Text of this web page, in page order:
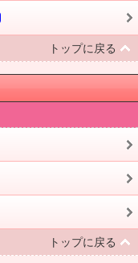
トップに戻る
トップに戻る